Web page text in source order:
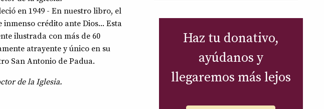
en 1949 - En nuestro libro, el
crédito ante Dios... Esta
ilustrada con más de 60
atrayente y único en su
San Antonio de Padua.
de la Iglesia.
Haz tu donativo,
ayúdanos y
llegaremos más lejos